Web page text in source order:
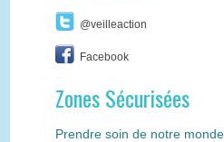
@veilleaction
Facebook
Zones Sécurisées
Prendre soin de notre monde